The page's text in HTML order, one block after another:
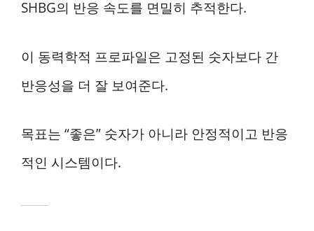
SHBG의 반응 속도를 면밀히 추적한다.
이 동력학적 프로파일은 고정된 숫자보다 간
반응성을 더 잘 보여준다.
목표는 “좋은” 숫자가 아니라 안정적이고 반응
적인 시스템이다.